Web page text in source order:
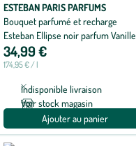
ESTEBAN PARIS PARFUMS
Bouquet parfumé et recharge
Esteban Ellipse noir parfum Vanille
d’or - 200 ml
34,99 €
174,95 € / l
Indisponible livraison
Voir stock magasin
Ajouter au panier